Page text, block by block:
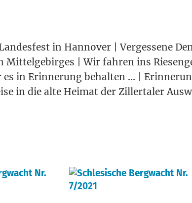
in Han­no­ver | Ver­ges­se­ne
Mit­tel­ge­bir­ges | Wir fah­ren ins
in Erin­ne­rung behal­ten … |
in die alte Hei­mat der Zil­ler­ta­ler